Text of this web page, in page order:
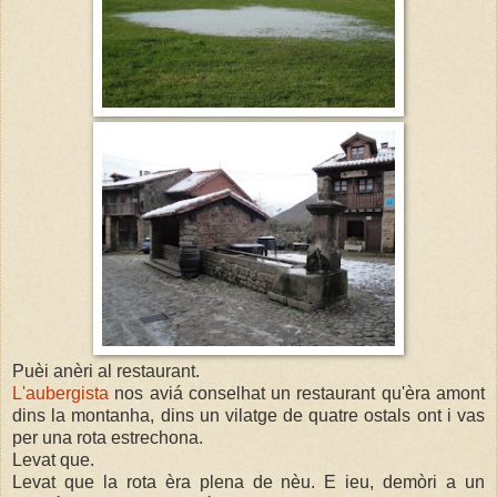
Puèi anèri al restaurant.
L'aubergista nos aviá conselhat un restaurant qu'èra amont
dins la montanha, dins un vilatge de quatre ostals ont i vas
per una rota estrechona.
Levat que.
Levat que la rota èra plena de nèu. E ieu, demòri a un